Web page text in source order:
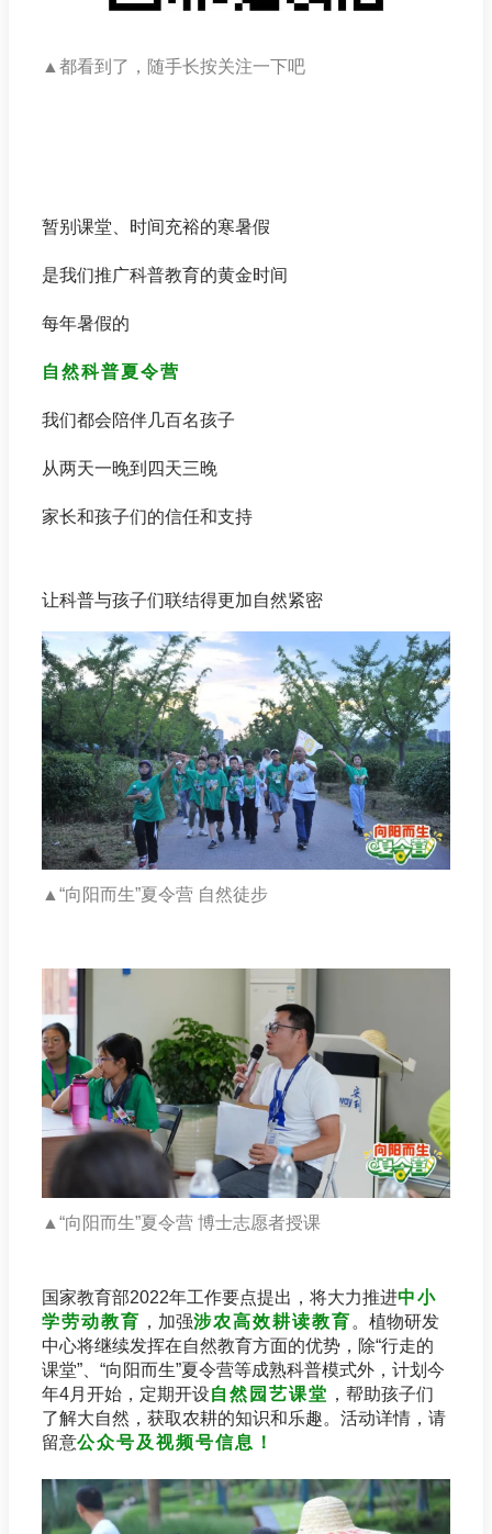
▲ 都看到了，随手长按关注一下吧
暂别课堂、时间充裕的寒暑假
是我们推广科普教育的黄金时间
每年暑假的
自然科普夏令营
我们都会陪伴几百名孩子
从两天一晚到四天三晚
家长和孩子们的信任和支持
让科普与孩子们联结得更加自然紧密
▲“向阳而生”夏令营 自然徒步
▲“向阳而生”夏令营 博士志愿者授课
国家教育部2022年工作要点提出，将大力推进中小
学劳动教育 ，加强涉农高效耕读教育 。植物研发
中心将继续发挥在自然教育方面的优势，除“行走的
课堂”、“向阳而生”夏令营等成熟科普模式外，计划今
年4月开始，定期开设自然园艺课堂 ，帮助孩子们
了解大自然，获取农耕的知识和乐趣。活动详情，请
留意公众号及视频号信息！